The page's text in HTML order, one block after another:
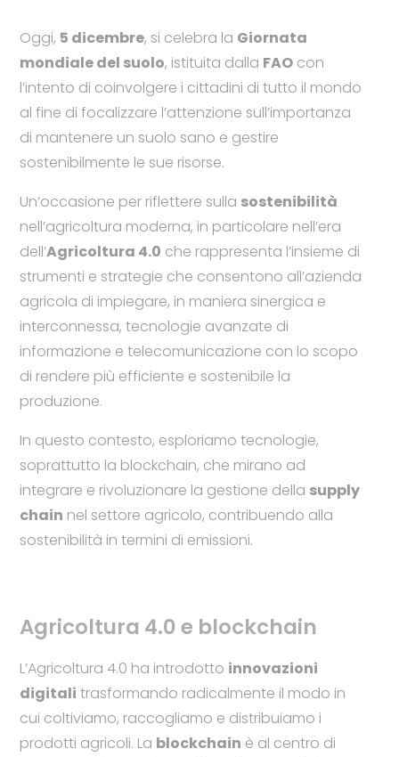
Oggi, 5 dicembre, si celebra la Giornata
mondiale del suolo, istituita dalla FAOcon
l’intento di coinvolgere i cittadini di tutto il mondo
al fine di focalizzare l’attenzione sull’importanza
di mantenere un suolo sano e gestire
sostenibilmente le sue risorse.
Un’occasione per riflettere sulla sostenibilità
nell’agricoltura moderna, in particolare nell’era
dell’Agricoltura 4.0 che rappresenta l’insieme di
strumenti e strategie che consentono all’azienda
agricola di impiegare, in maniera sinergica e
interconnessa, tecnologie avanzate di
informazione e telecomunicazione con lo scopo
di rendere più efficiente e sostenibile la
produzione.
In questo contesto, esploriamo tecnologie,
soprattutto la blockchain, che mirano ad
integrare e rivoluzionare la gestione della supply
chain nel settore agricolo, contribuendo alla
sostenibilità in termini di emissioni.
Agricoltura 4.0 e blockchain
L’Agricoltura 4.0 ha introdotto innovazioni
digitali trasformando radicalmente il modo in
cui coltiviamo, raccogliamo e distribuiamo i
prodotti agricoli. La blockchain è al centro di